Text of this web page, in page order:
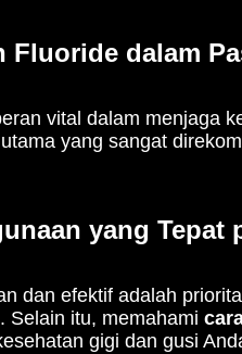
Fluoride dalam
vital dalam menjaga
yang sangat
yang Tepat
dan efektif adalah
. Selain itu, memahami
gigi dan gusi